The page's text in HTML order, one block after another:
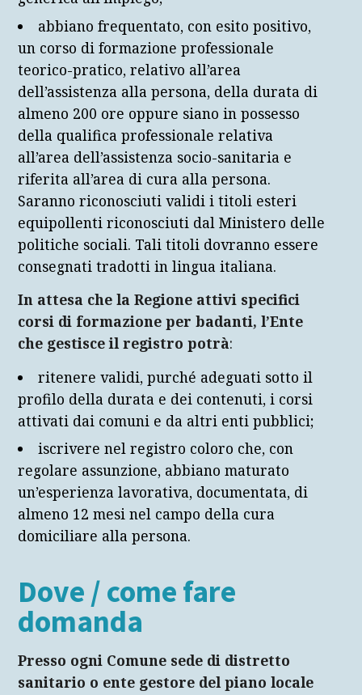
abbiano frequentato, con esito positivo,
un corso di formazione professionale
teorico-pratico, relativo all’area
dell’assistenza alla persona, della durata di
almeno 200 ore oppure siano in possesso
della qualifica professionale relativa
all’area dell’assistenza socio-sanitaria e
riferita all’area di cura alla persona.
Saranno riconosciuti validi i titoli esteri
equipollenti riconosciuti dal Ministero delle
politiche sociali. Tali titoli dovranno essere
consegnati tradotti in lingua italiana.
In attesa che la Regione attivi specifici
corsi di formazione per badanti, l’Ente
che gestisce il registro potrà:
ritenere validi, purché adeguati sotto il
profilo della durata e dei contenuti, i corsi
attivati dai comuni e da altri enti pubblici;
iscrivere nel registro coloro che, con
regolare assunzione, abbiano maturato
un’esperienza lavorativa, documentata, di
almeno 12 mesi nel campo della cura
domiciliare alla persona.
Dove / come fare
domanda
Presso ogni Comune sede di distretto
sanitario o ente gestore del piano locale